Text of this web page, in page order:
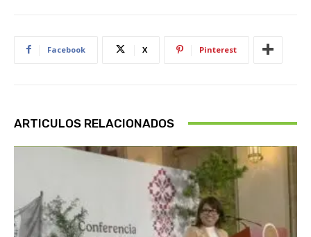
Facebook X Pinterest
ARTICULOS RELACIONADOS